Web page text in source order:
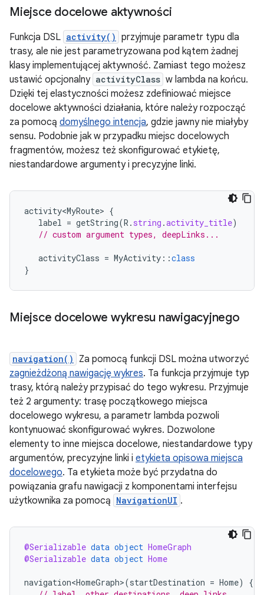
Miejsce docelowe aktywności
Funkcja DSL activity() przyjmuje parametr typu dla
trasy, ale nie jest parametryzowana pod kątem żadnej
klasy implementującej aktywność. Zamiast tego możesz
ustawić opcjonalny activityClass w lambda na końcu.
Dzięki tej elastyczności możesz zdefiniować miejsce
docelowe aktywności działania, które należy rozpocząć
za pomocą domyślnego intencja, gdzie jawny nie miałyby
sensu. Podobnie jak w przypadku miejsc docelowych
fragmentów, możesz też skonfigurować etykietę,
niestandardowe argumenty i precyzyjne linki.
activity<MyRoute> {
label = getString(R . string .activity_title)
// custom argument types, deepLinks...
activityClass = MyActivity ::class
}
Miejsce docelowe wykresu nawigacyjnego
navigation()
Za pomocą funkcji DSL można utworzyć
zagnieżdżoną nawigację wykres. Ta funkcja przyjmuje typ
trasy, którą należy przypisać do tego wykresu. Przyjmuje
też 2 argumenty: trasę początkowego miejsca
docelowego wykresu, a parametr lambda pozwoli
kontynuować skonfigurować wykres. Dozwolone
elementy to inne miejsca docelowe, niestandardowe typy
argumentów, precyzyjne linki i etykieta opisowa miejsca
docelowego. Ta etykieta może być przydatna do
powiązania grafu nawigacji z komponentami interfejsu
użytkownika za pomocą NavigationUI .
@Serializable data object HomeGraph
@Serializable data object Home
navigation<HomeGraph>(startDestination = Home)
{